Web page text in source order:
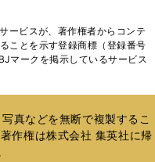
く
ド
ウ
で
ィ
ン
開
く
ービスが、著作権者からコンテ
ことを示す登録商標（登録番号
マークを掲示しているサービス
真などを無断で複製するこ
作権は株式会社 集英社に帰